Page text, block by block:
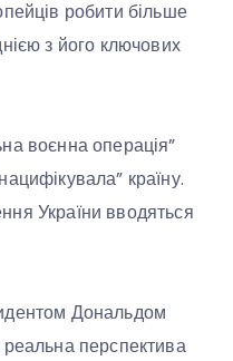
робити більше
з його ключових
воєнна операція”
країну.
України вводяться
Дональдом
перспектива